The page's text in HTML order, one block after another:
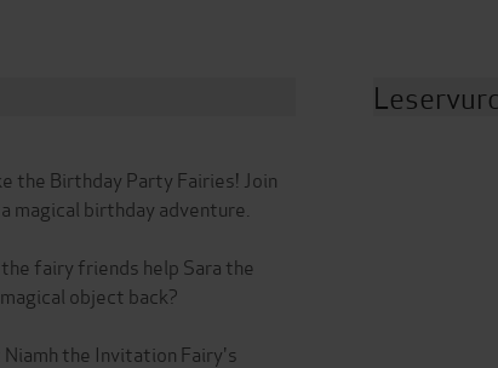
the Birthday Party Fairies! Join
magical birthday adventure.
fairy friends help Sara the
object back?
the Invitation Fairy's